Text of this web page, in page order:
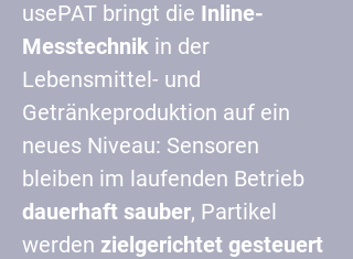
usePAT bringt die Inline-
Messtechnik in der
Lebensmittel- und
Getränkeproduktion auf ein
neues Niveau: Sensoren
bleiben im laufenden Betrieb
dauerhaft sauber, Partikel
werden zielgerichtet gesteuert